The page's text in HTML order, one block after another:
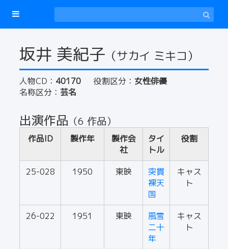
坂井 美紀子 （サカイ ミキコ）
人物CD： 40170 役割区分： 女性俳優
名称区分： 芸名
出演作品 （6 作品）
作品ID 製作年
製作会
社
タイ
トル
役割
25-028 1950 東映
突貫
裸天
国
キャス
ト
26-022 1951 東映
風雪
二十
年
キャス
ト